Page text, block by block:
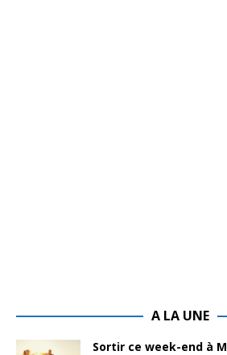
A LA UNE
Sortir ce week-end à